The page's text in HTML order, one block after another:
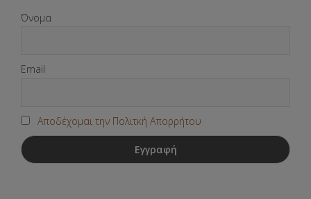
Όνομα
Email
Αποδέχομαι την Πολιτκή Απορρήτου